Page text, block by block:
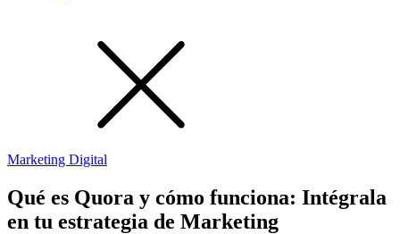
Marketing Digital
Qué es Quora y cómo funciona: Intégrala
en tu estrategia de Marketing